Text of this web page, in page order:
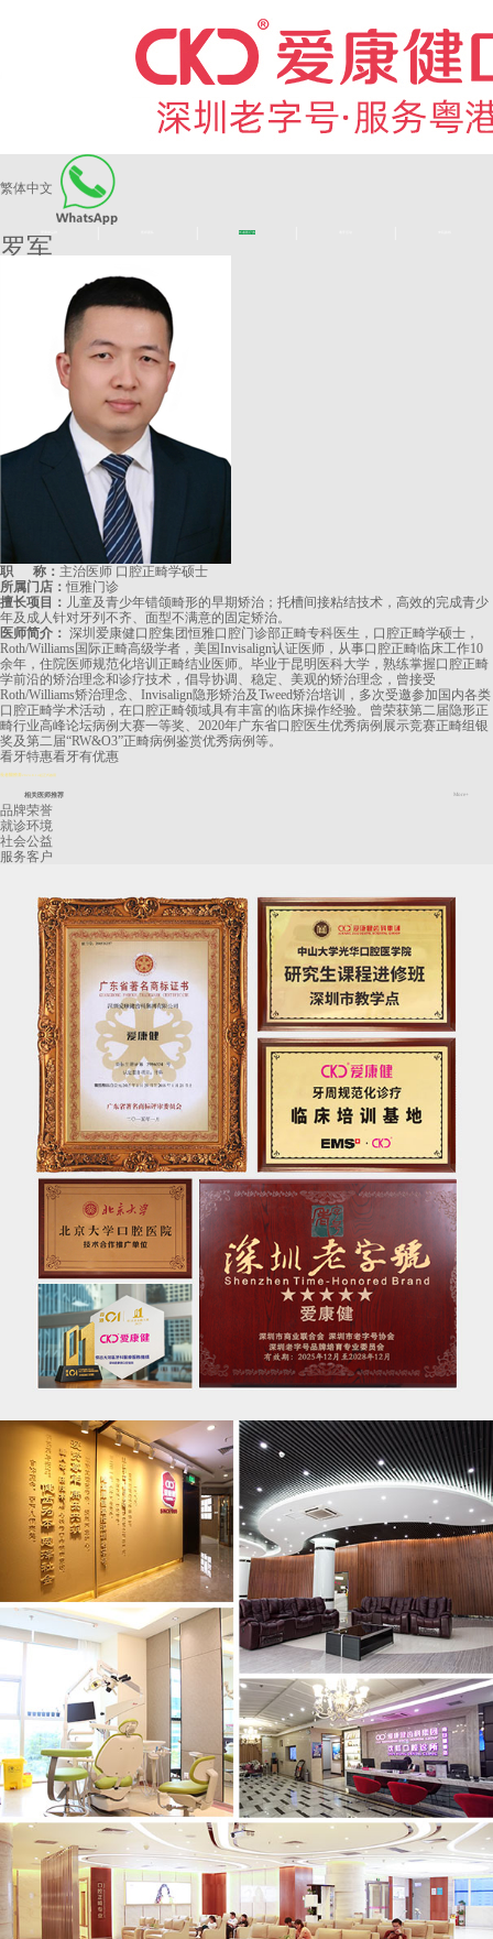
繁体中文
长者医疗券
罗军
职 称： 主治医师 口腔正畸学硕士
所属门店： 恒雅门诊
擅长项目： 儿童及青少年错颌畸形的早期矫治；托槽间接粘结技术，高效的完成青少
年及成人针对牙列不齐、面型不满意的固定矫治。
医师简介： 深圳爱康健口腔集团恒雅口腔门诊部正畸专科医生，口腔正畸学硕士，
Roth/Williams国际正畸高级学者，美国Invisalign认证医师，从事口腔正畸临床工作10
余年，住院医师规范化培训正畸结业医师。毕业于昆明医科大学，熟练掌握口腔正畸
学前沿的矫治理念和诊疗技术，倡导协调、稳定、美观的矫治理念，曾接受
Roth/Williams矫治理念、Invisalign隐形矫治及Tweed矫治培训，多次受邀参加国内各类
口腔正畸学术活动，在口腔正畸领域具有丰富的临床操作经验。曾荣获第二届隐形正
畸行业高峰论坛病例大赛一等奖、2020年广东省口腔医生优秀病例展示竞赛正畸组银
奖及第二届“RW&O3”正畸病例鉴赏优秀病例等。
看牙特惠看牙有优惠
長者醫療券 2024.8.14起正式啟用
相关医师推荐 More+
品牌荣誉
就诊环境
社会公益
服务客户